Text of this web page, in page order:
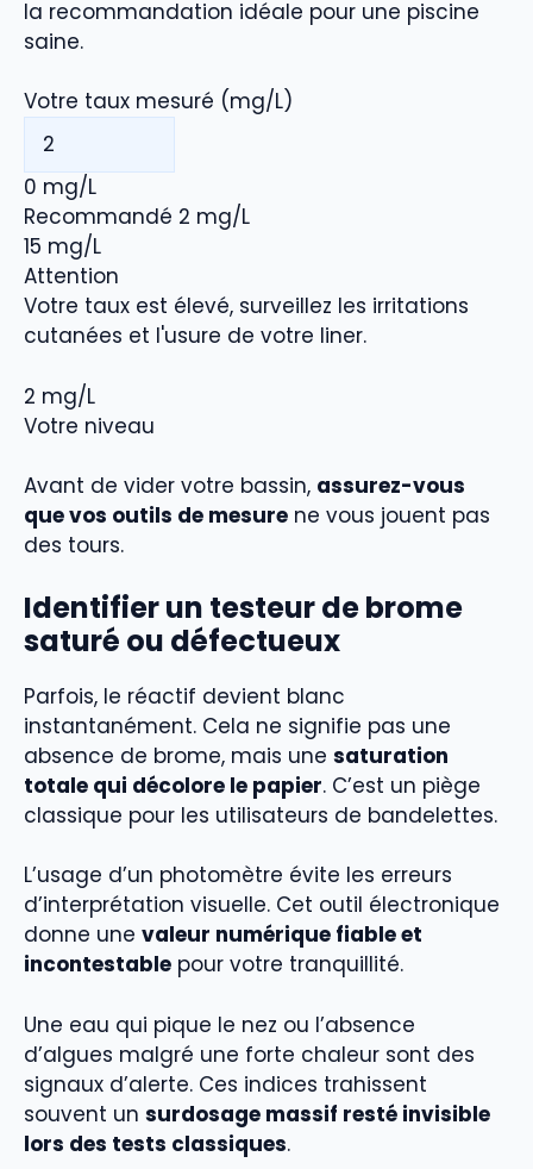
la recommandation idéale pour une piscine
saine.
Votre taux mesuré (mg/L)
0 mg/L
Recommandé 2 mg/L
15 mg/L
Attention
Votre taux est élevé, surveillez les irritations
cutanées et l'usure de votre liner.
2 mg/L
Votre niveau
Avant de vider votre bassin, assurez-vous
que vos outils de mesure ne vous jouent pas
des tours.
Identifier un testeur de brome
saturé ou défectueux
Parfois, le réactif devient blanc
instantanément. Cela ne signifie pas une
absence de brome, mais une saturation
totale qui décolore le papier. C’est un piège
classique pour les utilisateurs de bandelettes.
L’usage d’un photomètre évite les erreurs
d’interprétation visuelle. Cet outil électronique
donne une valeur numérique fiable et
incontestable pour votre tranquillité.
Une eau qui pique le nez ou l’absence
d’algues malgré une forte chaleur sont des
signaux d’alerte. Ces indices trahissent
souvent un surdosage massif resté invisible
lors des tests classiques.